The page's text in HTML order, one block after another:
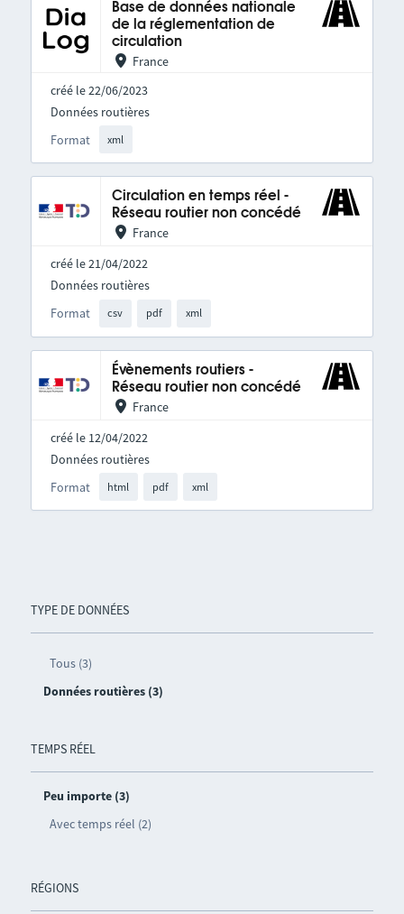
TYPE DE DONNÉES
Tous (3)
Données routières (3)
TEMPS RÉEL
Peu importe (3)
Avec temps réel (2)
RÉGIONS
Base de données nationale
de la réglementation de
circulation
France
créé le 22/06/2023
Format xml
Données routières
Circulation en temps réel -
Réseau routier non concédé
France
créé le 21/04/2022
Format csv pdf xml
Données routières
Évènements routiers -
Réseau routier non concédé
France
créé le 12/04/2022
Format html pdf xml
Données routières